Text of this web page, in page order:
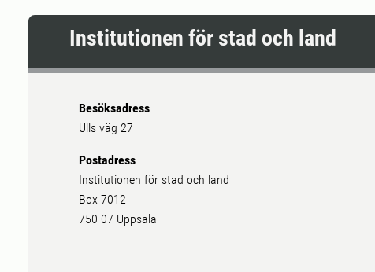
Institutionen för stad och land
Besöksadress
Ulls väg 27
Postadress
Institutionen för stad och land
Box 7012
750 07 Uppsala